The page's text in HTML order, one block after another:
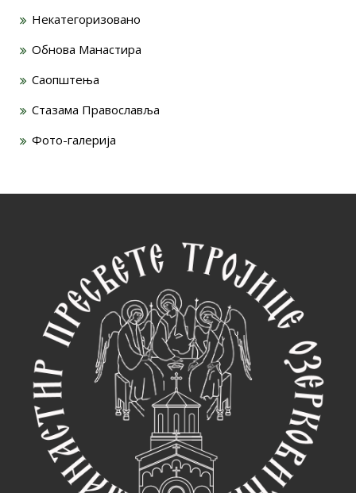
Некатегоризовано
Обнова Манастира
Саопштења
Стазама Православља
Фото-галерија